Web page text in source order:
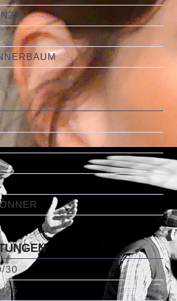
30
26